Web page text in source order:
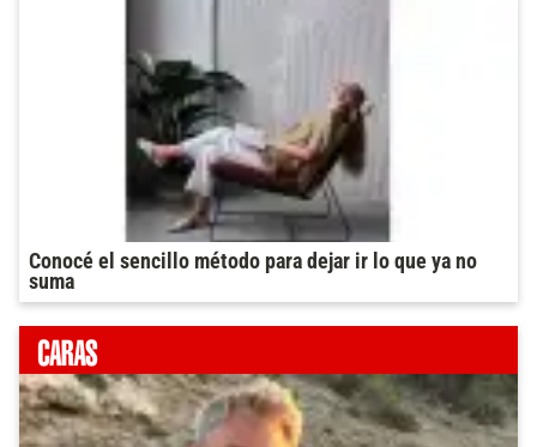
Conocé el sencillo método para dejar ir lo que ya no
suma